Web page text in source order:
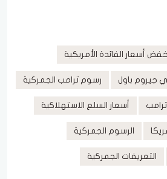
خفض أسعار الفائدة الأمريكية
جيروم باول رسوم ترامب الجمركية
ترامب أسعار السلع الاستهلاكية
الرسوم الجمركية
التعريفات الجمركية